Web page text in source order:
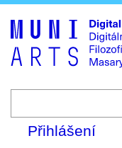
Přihlášení